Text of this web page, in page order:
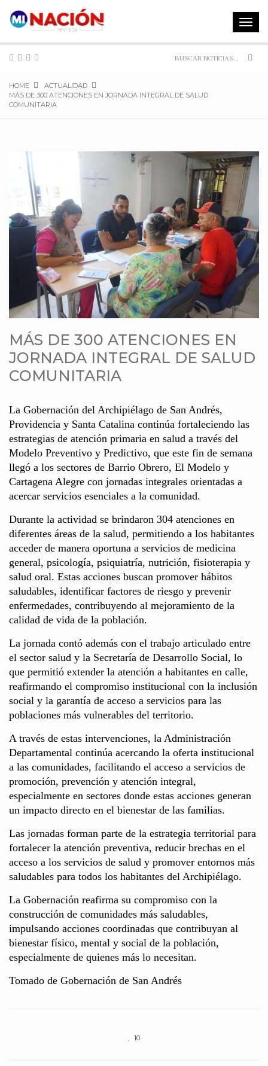
Toggle
HOME
ACTUALIDAD
MÁS DE 300 ATENCIONES EN JORNADA INTEGRAL DE SALUD
COMUNITARIA
MÁS DE 300 ATENCIONES EN
JORNADA INTEGRAL DE SALUD
COMUNITARIA
La Gobernación del Archipiélago de San Andrés,
Providencia y Santa Catalina continúa fortaleciendo las
estrategias de atención primaria en salud a través del
Modelo Preventivo y Predictivo, que este fin de semana
llegó a los sectores de Barrio Obrero, El Modelo y
Cartagena Alegre con jornadas integrales orientadas a
acercar servicios esenciales a la comunidad.
Durante la actividad se brindaron 304 atenciones en
diferentes áreas de la salud, permitiendo a los habitantes
acceder de manera oportuna a servicios de medicina
general, psicología, psiquiatría, nutrición, fisioterapia y
salud oral. Estas acciones buscan promover hábitos
saludables, identificar factores de riesgo y prevenir
enfermedades, contribuyendo al mejoramiento de la
calidad de vida de la población.
La jornada contó además con el trabajo articulado entre
el sector salud y la Secretaría de Desarrollo Social, lo
que permitió extender la atención a habitantes en calle,
reafirmando el compromiso institucional con la inclusión
social y la garantía de acceso a servicios para las
poblaciones más vulnerables del territorio.
A través de estas intervenciones, la Administración
Departamental continúa acercando la oferta institucional
a las comunidades, facilitando el acceso a servicios de
promoción, prevención y atención integral,
especialmente en sectores donde estas acciones generan
un impacto directo en el bienestar de las familias.
Las jornadas forman parte de la estrategia territorial para
fortalecer la atención preventiva, reducir brechas en el
acceso a los servicios de salud y promover entornos más
saludables para todos los habitantes del Archipiélago.
La Gobernación reafirma su compromiso con la
construcción de comunidades más saludables,
impulsando acciones coordinadas que contribuyan al
bienestar físico, mental y social de la población,
especialmente de quienes más lo necesitan.
Tomado de Gobernación de San Andrés
10